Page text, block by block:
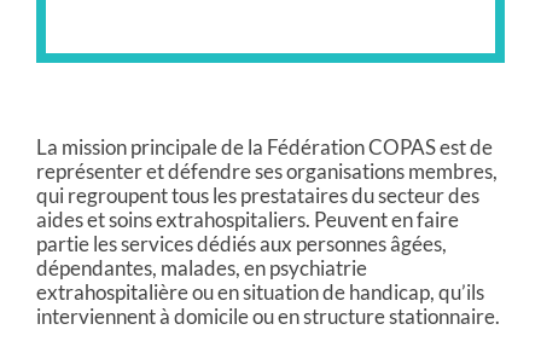
La mission principale de la Fédération COPAS est de
représenter et défendre ses organisations membres,
qui regroupent tous les prestataires du secteur des
aides et soins extrahospitaliers. Peuvent en faire
partie les services dédiés aux personnes âgées,
dépendantes, malades, en psychiatrie
extrahospitalière ou en situation de handicap, qu’ils
interviennent à domicile ou en structure stationnaire.